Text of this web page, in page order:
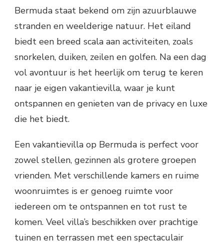
Bermuda staat bekend om zijn azuurblauwe
stranden en weelderige natuur. Het eiland
biedt een breed scala aan activiteiten, zoals
snorkelen, duiken, zeilen en golfen. Na een dag
vol avontuur is het heerlijk om terug te keren
naar je eigen vakantievilla, waar je kunt
ontspannen en genieten van de privacy en luxe
die het biedt.
Een vakantievilla op Bermuda is perfect voor
zowel stellen, gezinnen als grotere groepen
vrienden. Met verschillende kamers en ruime
woonruimtes is er genoeg ruimte voor
iedereen om te ontspannen en tot rust te
komen. Veel villa’s beschikken over prachtige
tuinen en terrassen met een spectaculair